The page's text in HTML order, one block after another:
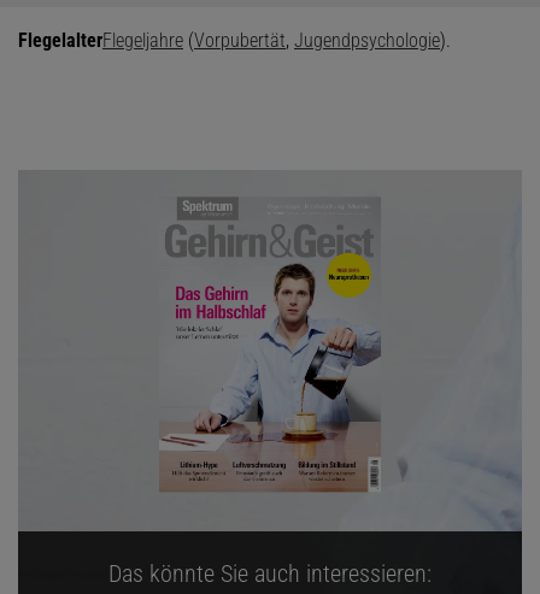
FlegelalterFlegeljahre (Vorpubertät, Jugendpsychologie).
Das könnte Sie auch interessieren: